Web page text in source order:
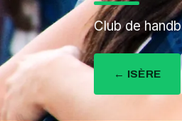
Club de
← ISÈRE